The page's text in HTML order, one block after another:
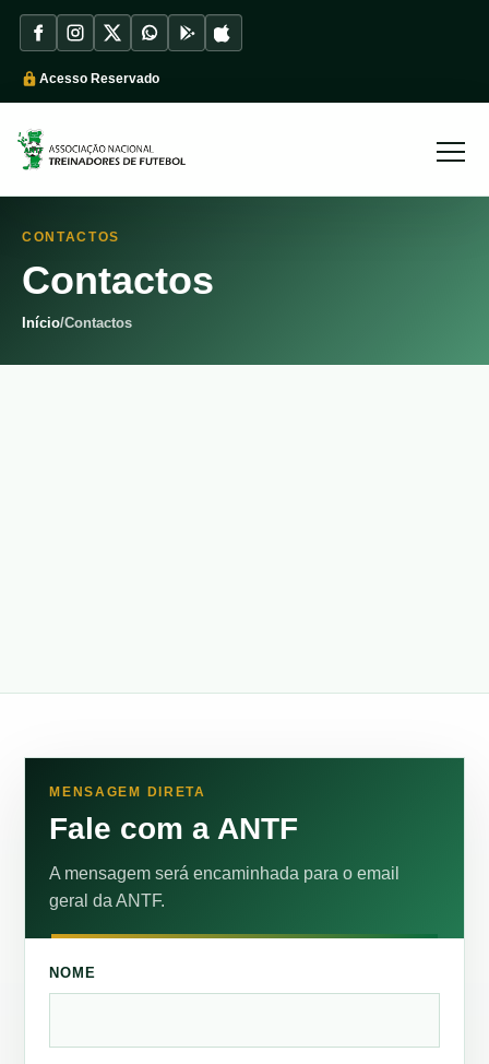
Acesso Reservado
CONTACTOS
Contactos
Início/Contactos
MENSAGEM DIRETA
Fale com a ANTF
A mensagem será encaminhada para o email
geral da ANTF.
NOME